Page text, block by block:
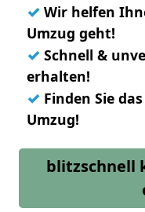
✓ Wir helfen
Umzug geht!
✓ Schnell &
erhalten!
✓ Finden Sie
Umzug!
blitzschnell